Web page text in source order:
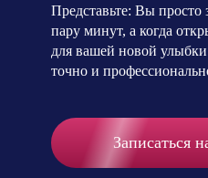
Представьте: Вы просто
пару минут, а когда
для вашей новой
точно и
Записаться